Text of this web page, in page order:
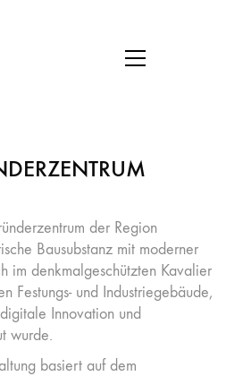
der Region
Bausubstanz mit moderner
im denkmalgeschützten Kavalier
Festungs- und Industriegebäude,
Innovation und
wurde.
basiert auf dem